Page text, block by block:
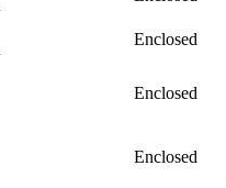
Enclosed
Enclosed
Enclosed